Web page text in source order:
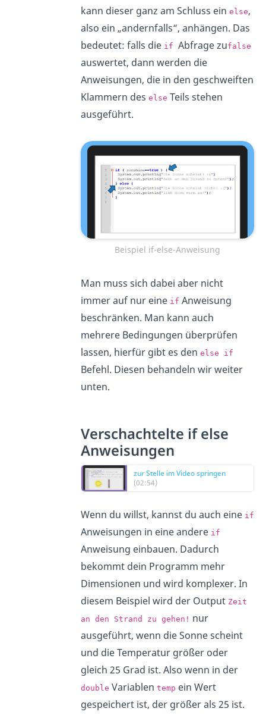
kann dieser ganz am Schluss ein else,
also ein „andernfalls“, anhängen. Das
bedeutet: falls die if Abfrage zufalse
auswertet, dann werden die
Anweisungen, die in den geschweiften
Klammern des else Teils stehen
ausgeführt.
Beispiel if-else-Anweisung
Man muss sich dabei aber nicht
immer auf nur eine if Anweisung
beschränken. Man kann auch
mehrere Bedingungen überprüfen
lassen, hierfür gibt es den else if
Befehl. Diesen behandeln wir weiter
unten.
Verschachtelte if else
Anweisungen
zur Stelle im Video springen
(02:54)
Wenn du willst, kannst du auch eine if
Anweisungen in eine andere if
Anweisung einbauen. Dadurch
bekommt dein Programm mehr
Dimensionen und wird komplexer. In
diesem Beispiel wird der Output Zeit
an den Strand zu gehen! nur
ausgeführt, wenn die Sonne scheint
und die Temperatur größer oder
gleich 25 Grad ist. Also wenn in der
double Variablen temp ein Wert
gespeichert ist, der größer als 25 ist.